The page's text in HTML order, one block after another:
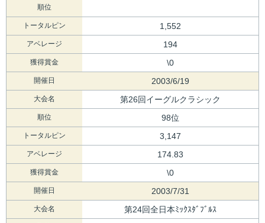
順位
トータルピン 1,552
アベレージ 194
獲得賞金 \0
開催日 2003/6/19
大会名 第26回イーグルクラシック
順位 98位
トータルピン 3,147
アベレージ 174.83
獲得賞金 \0
開催日 2003/7/31
大会名 第24回全日本ﾐｯｸｽﾀﾞﾌﾞﾙｽ